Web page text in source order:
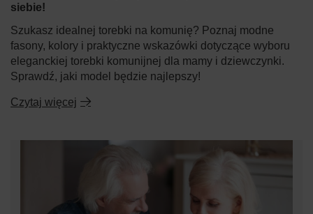
siebie!
Szukasz idealnej torebki na komunię? Poznaj modne
fasony, kolory i praktyczne wskazówki dotyczące wyboru
eleganckiej torebki komunijnej dla mamy i dziewczynki.
Sprawdź, jaki model będzie najlepszy!
Czytaj więcej